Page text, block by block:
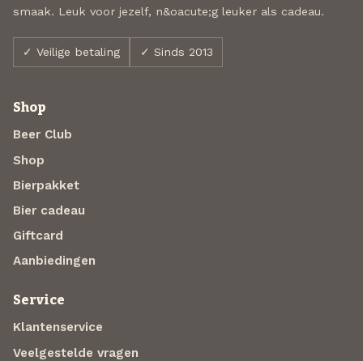
smaak. Leuk voor jezelf, n&oacute;g leuker als cadeau.
✓ Veilige betaling ✓ Sinds 2013
Shop
Beer Club
Shop
Bierpakket
Bier cadeau
Giftcard
Aanbiedingen
Service
Klantenservice
Veelgestelde vragen